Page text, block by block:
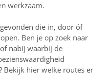
werkzaam.
die in, door óf
Ben je op zoek naar
nabij waarbij de
Bekijk hier welke routes er